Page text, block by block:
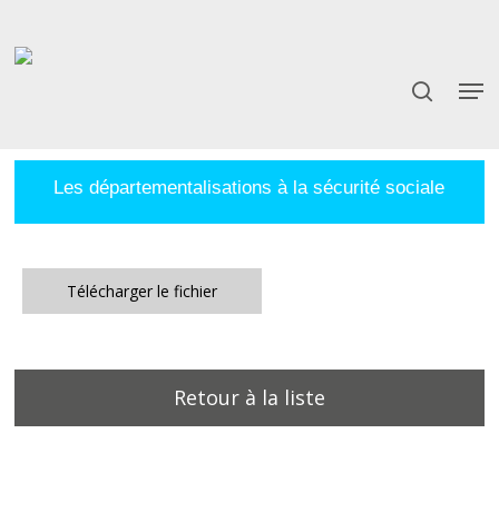
main
Les départementalisations à la sécurité sociale
Télécharger le fichier
Retour à la liste